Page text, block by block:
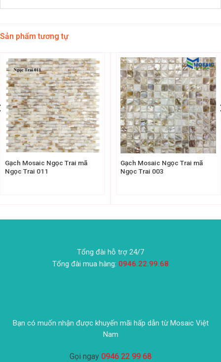
Sản phẩm tương tự
Gạch Mosaic Ngọc Trai mã
Ngọc Trai 011
Gạch Mosaic Ngọc Trai mã
Ngọc Trai 003
Tổng đài hỗ trợ 24/7
Tổng đài mua hàng: 0946.22.99.68
Bạn có muốn nhận được khuyến mãi hấp dẫn từ Mosaic Việt
Nam
Gọi ngay 0946 22 99 68